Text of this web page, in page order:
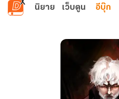
ข้ามไปยังเนื้อหาหลัก
นิยาย เว็บตูน อีบุ๊ก